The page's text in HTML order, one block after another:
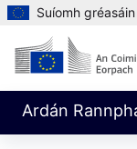
Suíomh
Ardán